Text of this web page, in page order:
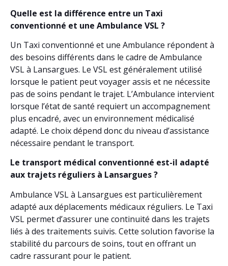
Quelle est la différence entre un Taxi
conventionné et une Ambulance VSL ?
Un Taxi conventionné et une Ambulance répondent à
des besoins différents dans le cadre de Ambulance
VSL à Lansargues. Le VSL est généralement utilisé
lorsque le patient peut voyager assis et ne nécessite
pas de soins pendant le trajet. L’Ambulance intervient
lorsque l’état de santé requiert un accompagnement
plus encadré, avec un environnement médicalisé
adapté. Le choix dépend donc du niveau d’assistance
nécessaire pendant le transport.
Le transport médical conventionné est-il adapté
aux trajets réguliers à Lansargues ?
Ambulance VSL à Lansargues est particulièrement
adapté aux déplacements médicaux réguliers. Le Taxi
VSL permet d’assurer une continuité dans les trajets
liés à des traitements suivis. Cette solution favorise la
stabilité du parcours de soins, tout en offrant un
cadre rassurant pour le patient.